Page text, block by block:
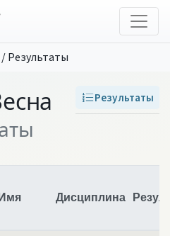
/Результаты
Результаты
Имя Дисциплина